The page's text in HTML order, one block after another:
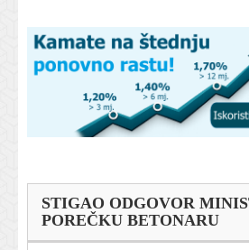
STIGAO ODGOVOR
POREČKU BETONARU